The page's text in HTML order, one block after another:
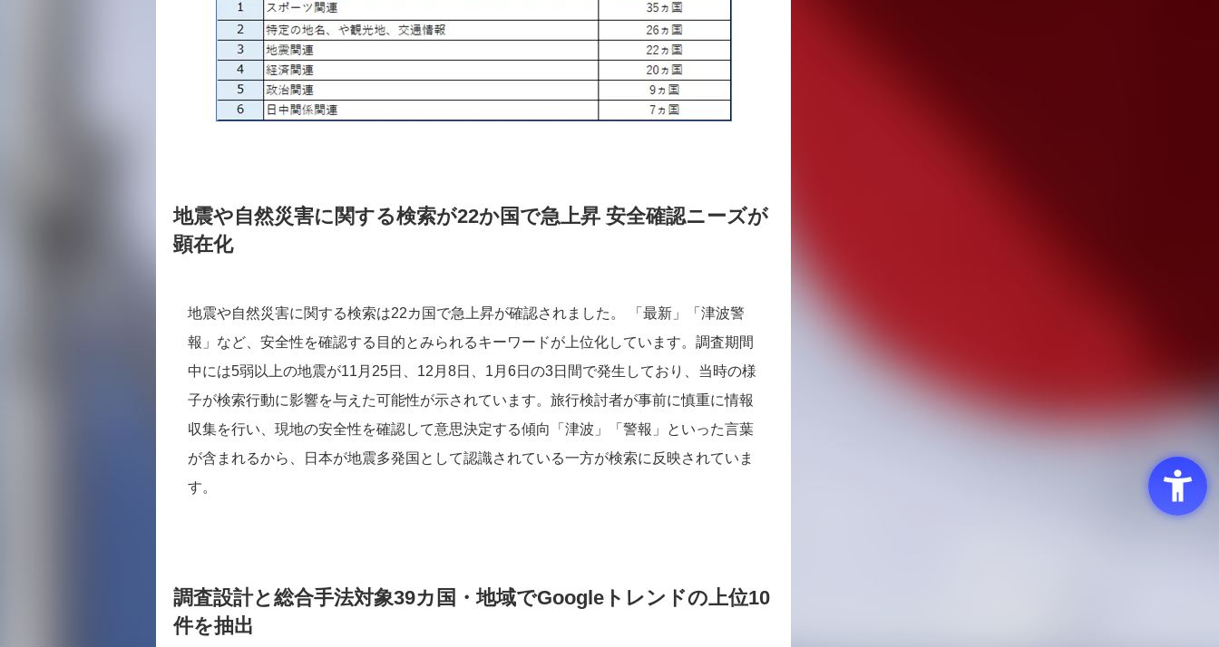
地震や自然災害に関する検索が22か国で急上昇 安全確認ニーズが
顕在化
地震や自然災害に関する検索は22カ国で急上昇が確認されました。 「最新」「津波警
報」など、安全性を確認する目的とみられるキーワードが上位化しています。調査期間
中には5弱以上の地震が11月25日、12月8日、1月6日の3日間で発生しており、当時の様
子が検索行動に影響を与えた可能性が示されています。旅行検討者が事前に慎重に情報
収集を行い、現地の安全性を確認して意思決定する傾向「津波」「警報」といった言葉
が含まれるから、日本が地震多発国として認識されている一方が検索に反映されていま
す。
調査設計と総合手法対象39カ国・地域でGoogleトレンドの上位10
件を抽出